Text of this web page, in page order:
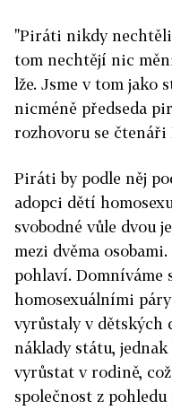
"Piráti nikdy
tom nechtějí nic
lže. Jsme v tom jako
nicméně předseda
rozhovoru se čtenáři
Piráti by podle něj
adopci dětí
svobodné vůle dvou
mezi dvěma
pohlaví. Domníváme
homosexuálními
vyrůstaly v dětských
náklady státu,
vyrůstat v rodině,
společnost z